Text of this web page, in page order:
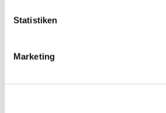
Statistiken
Marketing
Oktober 2023